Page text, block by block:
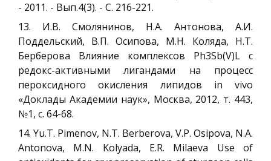
- 2011. - Вып.4(3). - С. 216-221.
13. И.В. Смолянинов, Н.А. Антонова, А.И.
Поддельский, В.П. Осипова, М.Н. Коляда, Н.Т.
Берберова Влияние комплексов Ph3Sb(V)L с
редокс-активными лигандами на процесс
пероксидного окисления липидов in vivo
«Доклады Академии наук», Москва, 2012, т. 443,
№1, с. 64-68.
14. Yu.T. Pimenov, N.T. Berberova, V.P. Osipova, N.A.
Antonova, M.N. Kolyada, E.R. Milaeva Use of